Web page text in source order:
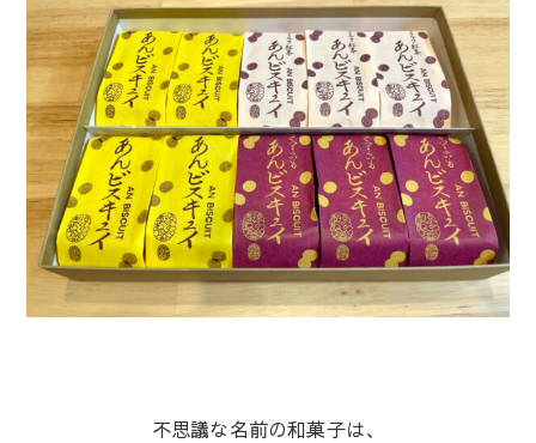
不思議な名前の和菓子は、